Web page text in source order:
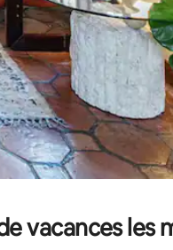
vacances les